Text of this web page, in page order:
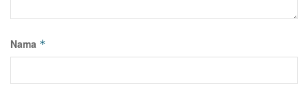
Nama *